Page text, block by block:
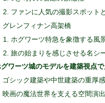
ファンに人気の撮影スポット
グレンフィナン高架橋
ホグワーツ特急を象徴する風
旅の始まりを感じさせる名シ
ワーツ城のモデルを建築視点
ゴシック建築や中世建築の重厚感
映画の魔法世界を支える空間演出